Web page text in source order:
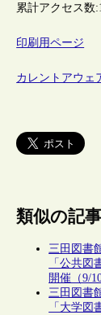
累計アクセス数:
印刷用ページ
カレントアウェ
類似の記事
三田図書
「公共図
開催（9/
三田図書
「大学図